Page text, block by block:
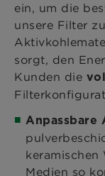
ein, um die
unsere Filter
sorgt, den
Kunden die
Anpassbare
keramischen
Medien so